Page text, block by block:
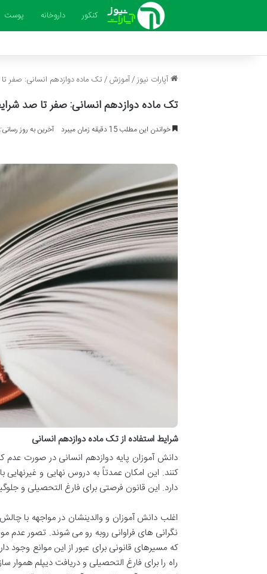
کنکور داروخانه پوست
آپارات نیوز/آموزش/تک ماده دوازدهم انسانی: صفر
تک ماده دوازدهم انسانی: صفر تا صد
آخرین به روز رسانی: 1404-04- خواندن این مطلب 15 دقیقه زمان میبرد
شرایط استفاده از تک ماده دوازدهم انسانی
دانش آموزان پایه دوازدهم انسانی در صورت
دارد. این قانون فرصتی برای فارغ التحصیلی و
اغلب دانش آموزان و والدینشان در مواجهه با
نگرانی های فراوانی روبه رو می شوند. تصور عدم
که مسیرهای قانونی برای عبور از این موانع
راه را برای فارغ التحصیلی و دریافت دیپلم هموار